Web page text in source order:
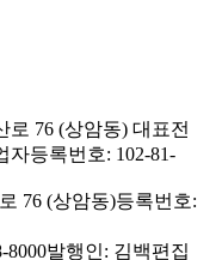
로 76 (상암동) 대표전
자등록번호: 102-81-
76 (상암동)등록번호:
8000발행인: 김백편집